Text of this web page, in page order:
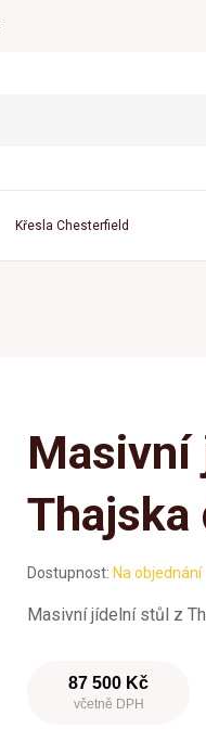
Křesla Chesterfield
Thajska
Dostupnost: Na objednání
Masivní jídelní stůl z
87 500 Kč
včetně DPH